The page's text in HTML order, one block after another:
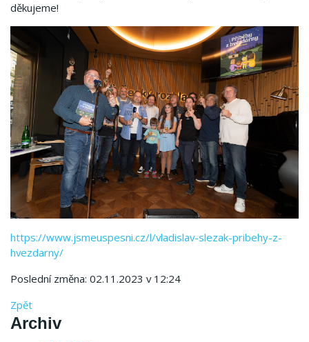
děkujeme!
https://www.jsmeuspesni.cz/l/vladislav-slezak-pribehy-z-
hvezdarny/
Poslední změna: 02.11.2023 v 12:24
Zpět
Archiv